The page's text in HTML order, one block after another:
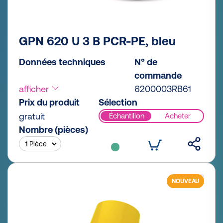
GPN 620 U 3 B PCR-PE, bleu
Données techniques
afficher
N° de
commande
6200003RB61
Prix du produit
gratuit
Sélection
Échantillon Acheter
Nombre (pièces)
NOUVEAU